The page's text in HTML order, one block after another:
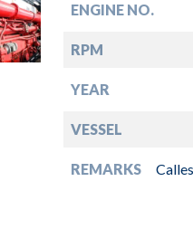
ENGINE NO.
RPM
YEAR
VESSEL
REMARKS